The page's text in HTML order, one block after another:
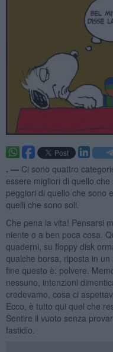
. — Ci sono quattro
essere migliori di quello
peggiori di quello che sono
quelli che sono soli.
Che pena la vita! Pensarsi
niente o a ben poca cosa.
quaderni, su floppy disk
qualche borsa, riposta in
fine questo è: polvere.
nessuno, intenzioni
credevamo, cosa ci
Ecco, è tutto qui quel che
Sentire il vuoto senza
fastidio.